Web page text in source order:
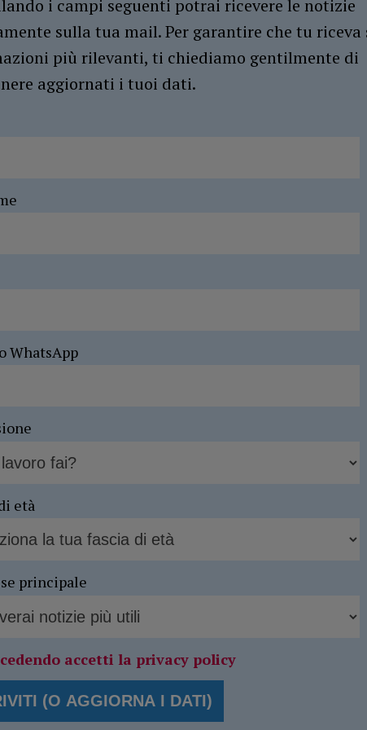
i campi seguenti potrai ricevere le notizie
sulla tua mail. Per garantire che tu riceva
più rilevanti, ti chiediamo gentilmente di
aggiornati i tuoi dati.
WhatsApp
età
principale
accetti la privacy policy